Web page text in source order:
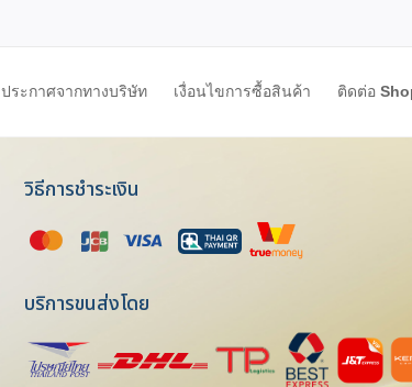
ประกาศจากทางบริษัท เงื่อนไขการซื้อสินค้า ติดต่อ
วิธีการชำระเงิน
บริการขนส่งโดย